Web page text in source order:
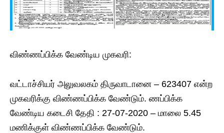
விண்ணப்பிக்க​ வேண்டிய​ முகவரி:
வட்டாச்சியர் அலுவலகம் திருவாடானை – 623407 என்ற​
முகவரிக்கு விண்ணப்பிக்க​ வேண்டும். ணப்பிக்க​
வேண்டிய​ கடைசி தேதி : 27-07-2020 – மாலை 5.45
மணிக்குள் விண்ணப்பிக்க​ வேண்டும்.